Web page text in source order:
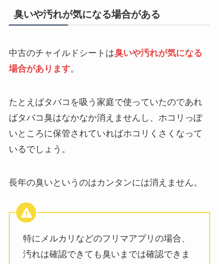
臭いや汚れが気になる場合がある
中古のチャイルドシートは臭いや汚れが気になる
場合があります。
たとえばタバコを吸う家庭で使っていたのであれ
ばタバコ臭はなかなか消えませんし、ホコリっぽ
いところに保管されていればホコリくさくなって
いるでしょう。
長年の臭いというのはカンタンには消えません。
特にメルカリなどのフリマアプリの場合、
汚れは確認できても臭いまでは確認できま